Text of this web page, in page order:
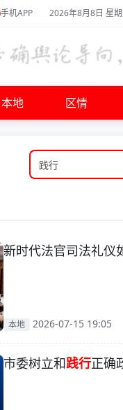
手机APP 2026年8月8日 星
本地 区情
新时代法官司法礼仪
本地 2026-07-15 19:05
市委树立和践行正确